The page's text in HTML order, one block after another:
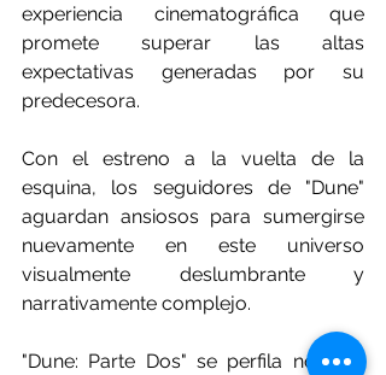
experiencia cinematográfica que
promete superar las altas
expectativas generadas por su
predecesora.
Con el estreno a la vuelta de la
esquina, los seguidores de "Dune"
aguardan ansiosos para sumergirse
nuevamente en este universo
visualmente deslumbrante y
narrativamente complejo.
"Dune: Parte Dos" se perfila no solo